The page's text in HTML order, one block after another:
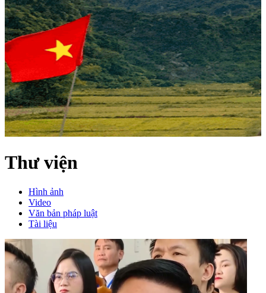
Thư viện
Hình ảnh
Video
Văn bản pháp luật
Tài liệu